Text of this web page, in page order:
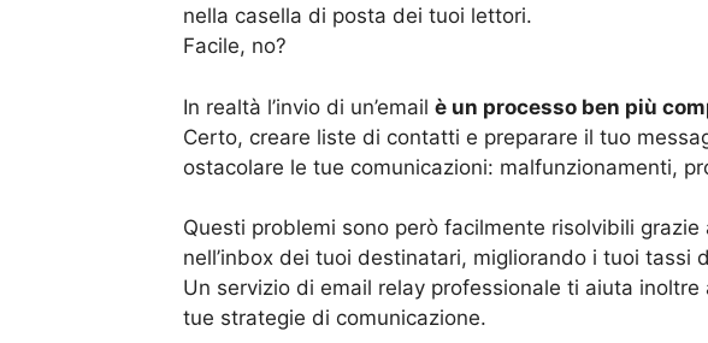
nella casella di posta dei tuoi lettori.
Facile, no?
In realtà l’invio di un’email è un processo ben più
Certo, creare liste di contatti e preparare il tuo
ostacolare le tue comunicazioni: malfunzionamenti,
Questi problemi sono però facilmente risolvibili
nell’inbox dei tuoi destinatari, migliorando i tuoi tassi
Un servizio di email relay professionale ti aiuta
tue strategie di comunicazione.